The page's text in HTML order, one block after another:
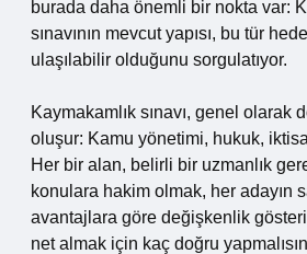
burada daha önemli bir nokta var:
sınavının mevcut yapısı, bu tür
ulaşılabilir olduğunu sorgulatıyor.
Kaymakamlık sınavı, genel olarak
oluşur: Kamu yönetimi, hukuk,
Her bir alan, belirli bir uzmanlık
konulara hakim olmak, her adayın
avantajlara göre değişkenlik
net almak için kaç doğru